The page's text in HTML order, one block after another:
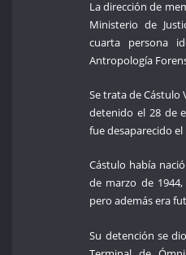
La dirección de
Ministerio de
cuarta persona
Antropología
Se trata de Cástulo
detenido el 28 de
fue desaparecido el
Cástulo había
de marzo de
pero además era
Su detención se